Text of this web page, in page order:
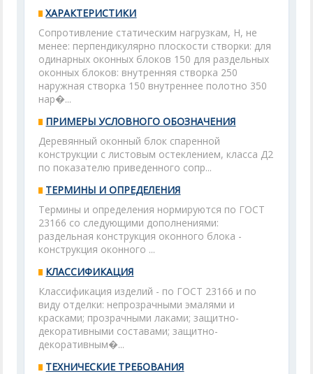
ХАРАКТЕРИСТИКИ
Сопротивление статическим нагрузкам, Н, не
менее: перпендикулярно плоскости створки: для
одинарных оконных блоков 150 для раздельных
оконных блоков: внутренняя створка 250
наружная створка 150 внутреннее полотно 350
нар�...
ПРИМЕРЫ УСЛОВНОГО ОБОЗНАЧЕНИЯ
Деревянный оконный блок спаренной
конструкции с листовым остеклением, класса Д2
по показателю приведенного сопр...
ТЕРМИНЫ И ОПРЕДЕЛЕНИЯ
Термины и определения нормируются по ГОСТ
23166 со следующими дополнениями:
раздельная конструкция оконного блока -
конструкция оконного ...
КЛАССИФИКАЦИЯ
Классификация изделий - по ГОСТ 23166 и по
виду отделки: непрозрачными эмалями и
красками; прозрачными лаками; защитно-
декоративными составами; защитно-
декоративным�...
ТЕХНИЧЕСКИЕ ТРЕБОВАНИЯ